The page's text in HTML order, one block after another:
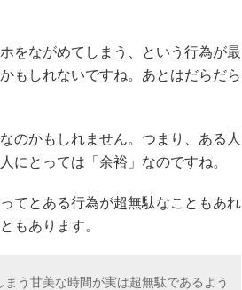
をながめてしまう、という行為が最
もしれないですね。あとはだらだら
のかもしれません。つまり、ある人
にとっては「余裕」なのですね。
てとある行為が超無駄なこともあれ
もあります。
う甘美な時間が実は超無駄であるよう